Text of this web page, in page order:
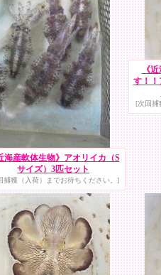
海産軟体生物》アオリイカ（S
サイズ）3匹セット
捕獲（入荷）までお待ちください。]
《
す！！
[次回捕